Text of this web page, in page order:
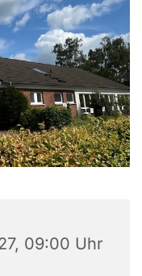
09:00 Uhr